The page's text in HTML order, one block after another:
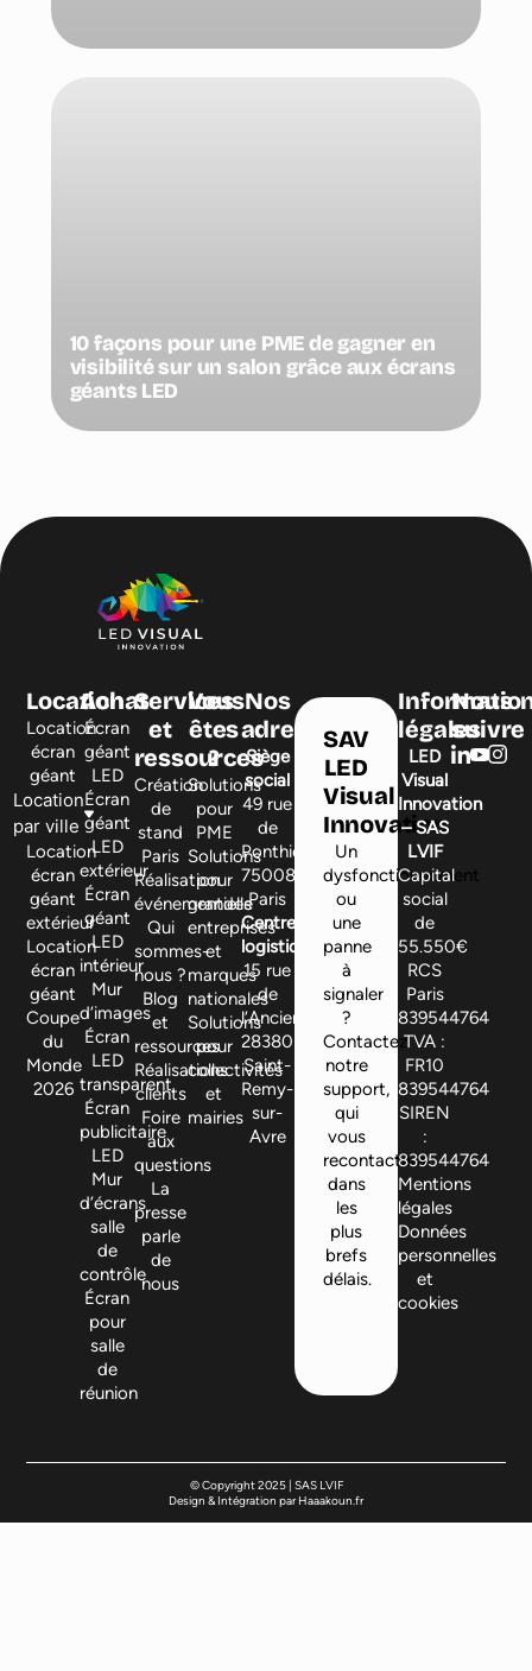
10 façons pour une PME de gagner en
visibilité sur un salon grâce aux écrans
géants LED
Location
Location
écran
géant
Location
par ville
Location
écran
géant
extérieur
Location
écran
géant
Coupe
du
Monde
2026
Achat
Écran
géant
LED
Écran
géant
LED
extérieur
Écran
géant
LED
intérieur
Mur
d’images
Écran
LED
transparent
Écran
publicitaire
LED
Mur
d’écrans
salle
de
contrôle
Écran
pour
salle
de
réunion
Services
et
ressources
Création
de
stand
Paris
Réalisation
événementielle
Qui
sommes-
nous ?
Blog
et
ressources
Réalisations
clients
Foire
aux
questions
La
presse
parle
de
nous
Vous
êtes
?
Solutions
pour
PME
Solutions
pour
grandes
entreprises
et
marques
nationales
Solutions
pour
collectivités
et
mairies
Nos
adresses
Siège
social
49 rue
de
Ponthieu,
75008
Paris
Centre
logistique
15 rue
de
l’Ancienne,
28380
Saint-
Remy-
sur-
Avre
SAV
LED
Visual
Innovation
Un
dysfonctionnement
ou
une
panne
à
signaler
?
Contactez
notre
support,
qui
vous
recontactera
dans
les
plus
brefs
délais.
légales
LED
Visual
Innovation
– SAS
LVIF
Capital
social
de
55.550€
RCS
Paris
839544764
TVA :
FR10
839544764
SIREN
:
839544764
Mentions
légales
Données
personnelles
et
cookies
Nous
suivre
© Copyright 2025 | SAS LVIF
Design & Intégration par Haaakoun.fr